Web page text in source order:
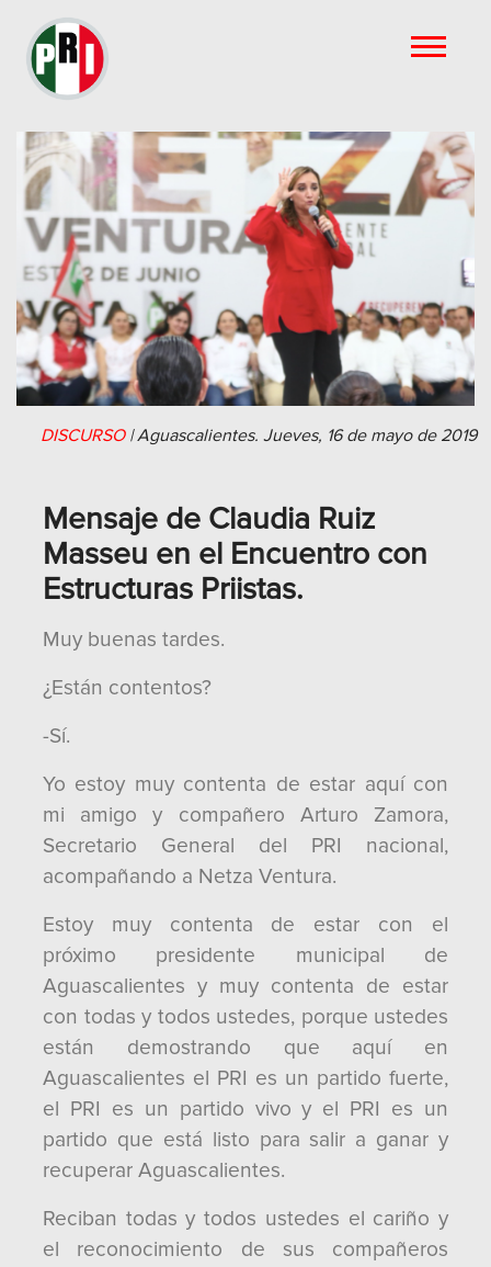
DISCURSO|Aguascalientes. Jueves, 16 de mayo de 2019
Mensaje de Claudia Ruiz
Masseu en el Encuentro con
Estructuras Priistas.
Muy buenas tardes.
¿Están contentos?
-Sí.
Yo estoy muy contenta de estar aquí con
mi amigo y compañero Arturo Zamora,
Secretario General del PRI nacional,
acompañando a Netza Ventura.
Estoy muy contenta de estar con el
próximo presidente municipal de
Aguascalientes y muy contenta de estar
con todas y todos ustedes, porque ustedes
están demostrando que aquí en
Aguascalientes el PRI es un partido fuerte,
el PRI es un partido vivo y el PRI es un
partido que está listo para salir a ganar y
recuperar Aguascalientes.
Reciban todas y todos ustedes el cariño y
el reconocimiento de sus compañeros